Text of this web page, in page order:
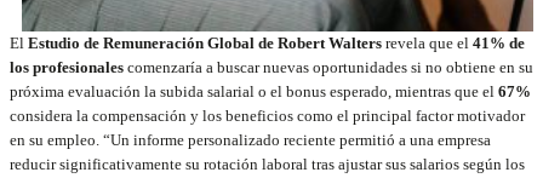
El Estudio de Remuneración Global de Robert Walters revela que el 41% de
los profesionales comenzaría a buscar nuevas oportunidades si no obtiene en su
próxima evaluación la subida salarial o el bonus esperado, mientras que el 67%
considera la compensación y los beneficios como el principal factor motivador
en su empleo. “Un informe personalizado reciente permitió a una empresa
reducir significativamente su rotación laboral tras ajustar sus salarios según los